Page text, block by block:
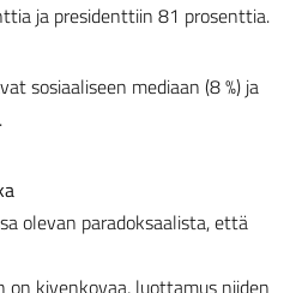
ja presidenttiin 81 prosenttia.
sosiaaliseen mediaan (8 %) ja
olevan paradoksaalista, että